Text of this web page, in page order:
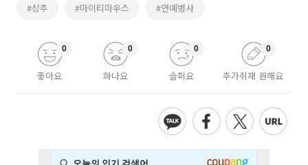
#상추 #마이티마우스 #연예병사
좋아요
0
화나요
0
슬퍼요
0
추가취재 원해요
0